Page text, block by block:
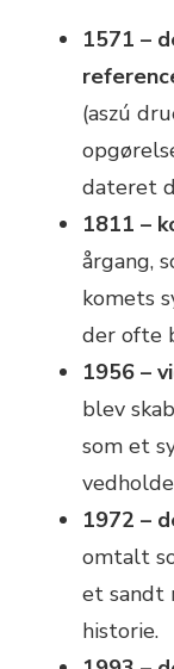
1571 –
(aszú
dateret
1811 –
årgang,
komets
der ofte
1956 –
blev
som et
1972 –
omtalt
et sandt
historie.